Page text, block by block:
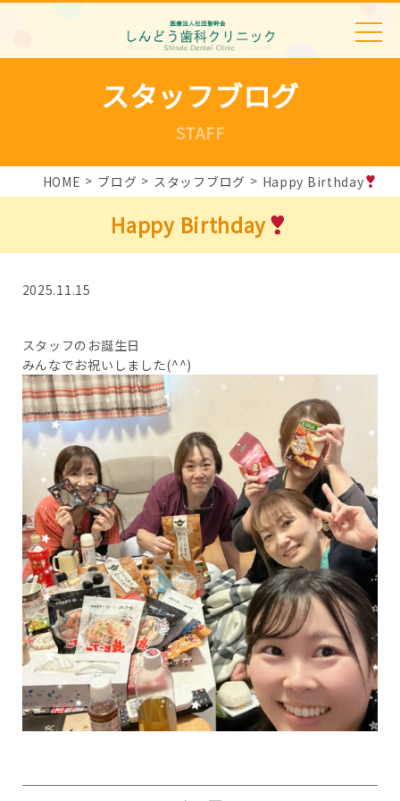
スタッフブログ
STAFF
HOME ブログ スタッフブログ Happy Birthday
Happy Birthday
2025.11.15
スタッフのお誕生日
みんなでお祝いしました(^^)